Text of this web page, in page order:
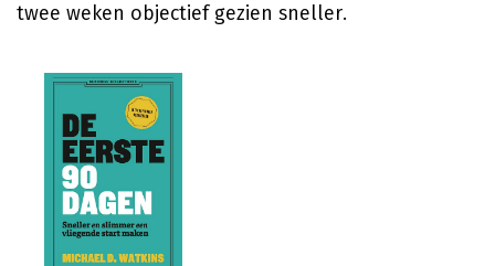
twee weken objectief gezien sneller.